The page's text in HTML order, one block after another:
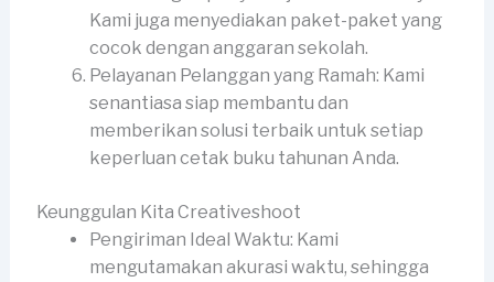
Kami juga menyediakan paket-paket yang
cocok dengan anggaran sekolah.
Pelayanan Pelanggan yang Ramah: Kami
senantiasa siap membantu dan
memberikan solusi terbaik untuk setiap
keperluan cetak buku tahunan Anda.
Keunggulan Kita Creativeshoot
Pengiriman Ideal Waktu: Kami
mengutamakan akurasi waktu, sehingga